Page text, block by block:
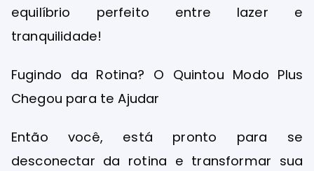
equilíbrio perfeito entre lazer e
tranquilidade!
Fugindo da Rotina? O Quintou Modo Plus
Chegou para te Ajudar
Então você, está pronto para se
desconectar da rotina e transformar sua